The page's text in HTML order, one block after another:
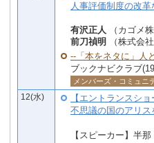
人事評価制度の改
有沢正人 （カゴメ
前刀禎明
（株式会
--「本をネタに」人
ブックナビクラブ
メンバーズ・コミュニ
12(水)
【エントランスシ
不思議の国のアリ
【スピーカー】半那